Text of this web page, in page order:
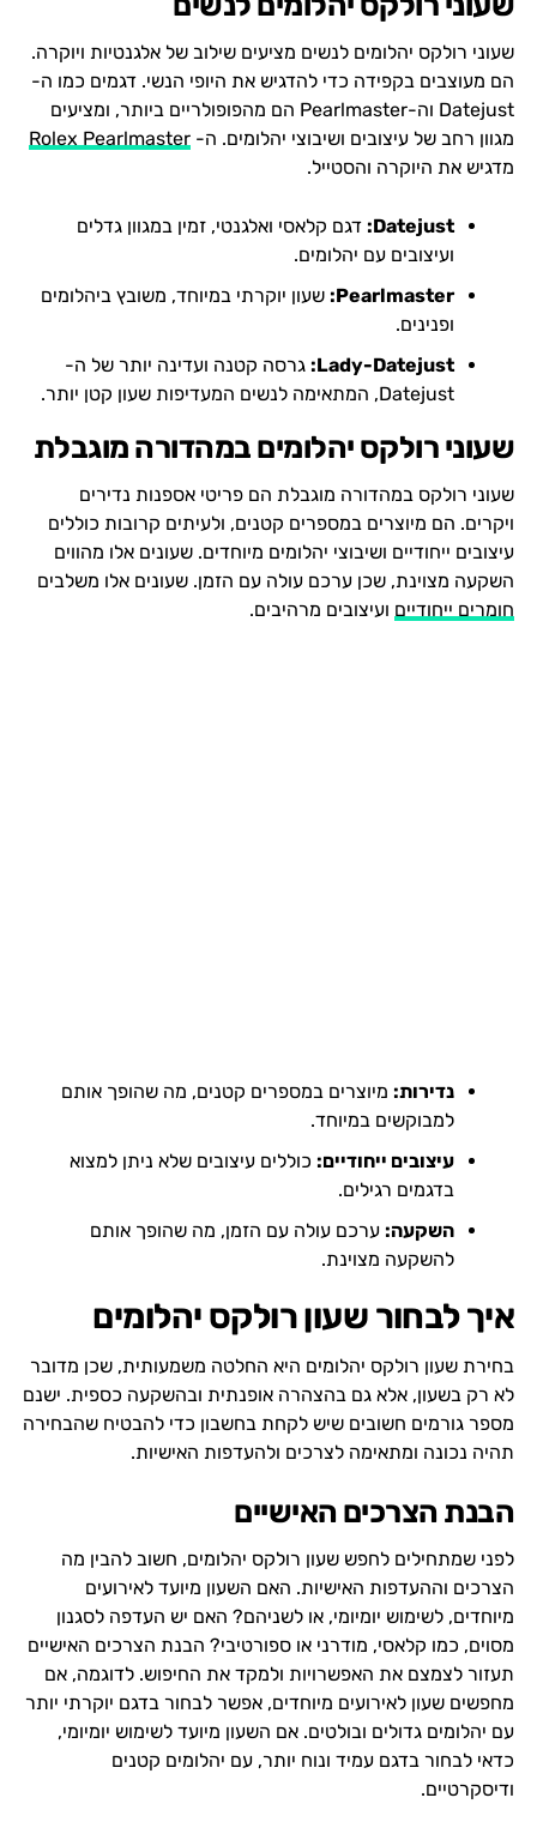
שעוני רולקס יהלומים לנשים מציעים שילוב של אלגנטיות ויוקרה.
הם מעוצבים בקפידה כדי להדגיש את היופי הנשי. דגמים כמו ה-
Datejust וה-Pearlmaster הם מהפופולריים ביותר, ומציעים
מגוון רחב של עיצובים ושיבוצי יהלומים. ה- Rolex Pearlmaster
מדגיש את היוקרה והסטייל.
Datejust: דגם קלאסי ואלגנטי, זמין במגוון גדלים
ועיצובים עם יהלומים.
Pearlmaster: שעון יוקרתי במיוחד, משובץ ביהלומים
ופנינים.
Lady-Datejust: גרסה קטנה ועדינה יותר של ה-
Datejust, המתאימה לנשים המעדיפות שעון קטן יותר.
שעוני רולקס יהלומים במהדורה מוגבלת
שעוני רולקס במהדורה מוגבלת הם פריטי אספנות נדירים
ויקרים. הם מיוצרים במספרים קטנים, ולעיתים קרובות כוללים
עיצובים ייחודיים ושיבוצי יהלומים מיוחדים. שעונים אלו מהווים
השקעה מצוינת, שכן ערכם עולה עם הזמן. שעונים אלו משלבים
חומרים ייחודיים ועיצובים מרהיבים.
נדירות: מיוצרים במספרים קטנים, מה שהופך אותם
למבוקשים במיוחד.
עיצובים ייחודיים: כוללים עיצובים שלא ניתן למצוא
בדגמים רגילים.
השקעה: ערכם עולה עם הזמן, מה שהופך אותם
להשקעה מצוינת.
איך לבחור שעון רולקס יהלומים
בחירת שעון רולקס יהלומים היא החלטה משמעותית, שכן מדובר
לא רק בשעון, אלא גם בהצהרה אופנתית ובהשקעה כספית. ישנם
מספר גורמים חשובים שיש לקחת בחשבון כדי להבטיח שהבחירה
תהיה נכונה ומתאימה לצרכים ולהעדפות האישיות.
הבנת הצרכים האישיים
לפני שמתחילים לחפש שעון רולקס יהלומים, חשוב להבין מה
הצרכים וההעדפות האישיות. האם השעון מיועד לאירועים
מיוחדים, לשימוש יומיומי, או לשניהם? האם יש העדפה לסגנון
מסוים, כמו קלאסי, מודרני או ספורטיבי? הבנת הצרכים האישיים
תעזור לצמצם את האפשרויות ולמקד את החיפוש. לדוגמה, אם
מחפשים שעון לאירועים מיוחדים, אפשר לבחור בדגם יוקרתי יותר
עם יהלומים גדולים ובולטים. אם השעון מיועד לשימוש יומיומי,
כדאי לבחור בדגם עמיד ונוח יותר, עם יהלומים קטנים
ודיסקרטיים.